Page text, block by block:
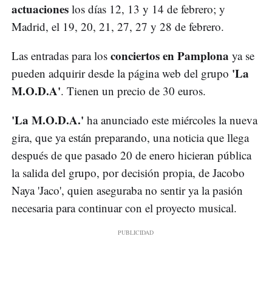
actuaciones los días 12, 13 y 14 de febrero; y
Madrid, el 19, 20, 21, 27, 27 y 28 de febrero.
Las entradas para los conciertos en Pamplona ya se
pueden adquirir desde la página web del grupo 'La
M.O.D.A'. Tienen un precio de 30 euros.
'La M.O.D.A.' ha anunciado este miércoles la nueva
gira, que ya están preparando, una noticia que llega
después de que pasado 20 de enero hicieran pública
la salida del grupo, por decisión propia, de Jacobo
Naya 'Jaco', quien aseguraba no sentir ya la pasión
necesaria para continuar con el proyecto musical.